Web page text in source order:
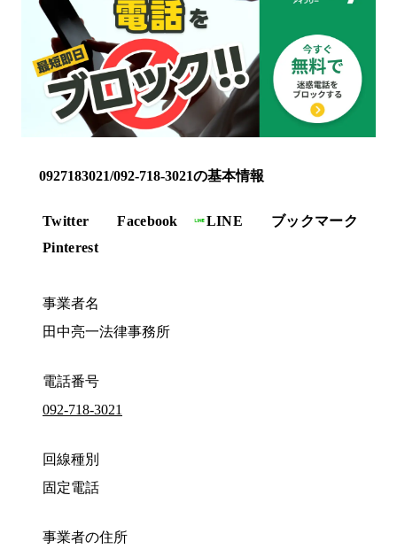
0927183021/092-718-3021の基本情報
Twitter Facebook LINE
ブックマーク
Pinterest
事業者名
田中亮一法律事務所
電話番号
092-718-3021
回線種別
固定電話
事業者の住所